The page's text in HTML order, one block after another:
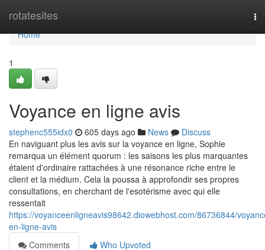
rotatesites
Home
Home
1
Voyance en ligne avis
stephenc555idx0 605 days ago News
Discuss
En naviguant plus les avis sur la voyance en ligne, Sophie
remarqua un élément quorum : les saisons les plus marquantes
étaient d'ordinaire rattachées à une résonance riche entre le
client et la médium. Cela la poussa à approfondir ses propres
consultations, en cherchant de l'esotérisme avec qui elle
ressentait
https://voyanceenligneavis98642.diowebhost.com/86736844/
en-ligne-avis
Comments
Who Upvoted